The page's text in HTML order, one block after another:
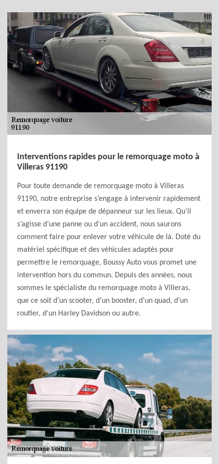
Interventions rapides pour le remorquage moto à
Villeras 91190
Pour toute demande de remorquage moto à Villeras
91190, notre entreprise s’engage à intervenir rapidement
et enverra son équipe de dépanneur sur les lieux. Qu’il
s’agisse d’une panne ou d’un accident, nous saurons
comment faire pour enlever votre véhicule de là. Doté du
matériel spécifique et des véhicules adaptés pour
permettre le remorquage, Boussy Auto vous promet une
intervention hors du commun. Depuis des années, nous
sommes le spécialiste du remorquage moto à Villeras,
que ce soit d’un scooter, d’un booster, d’un quad, d’un
routier, d’un Harley Davidson ou autre.